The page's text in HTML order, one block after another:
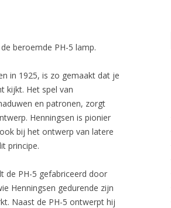
JAREN
beroemde PH-5 lamp.
in 1925, is zo gemaakt dat je
kijkt. Het spel van
en patronen, zorgt
Henningsen is pionier
bij het ontwerp van latere
principe.
de PH-5 gefabriceerd door
Henningsen gedurende zijn
Naast de PH-5 ontwerpt hij